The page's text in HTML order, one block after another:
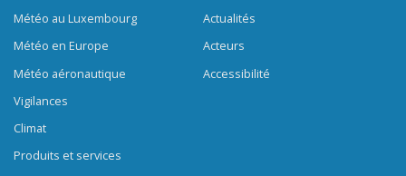
Météo au Luxembourg
Météo en Europe
Météo aéronautique
Vigilances
Climat
Produits et services
Actualités
Acteurs
Accessibilité